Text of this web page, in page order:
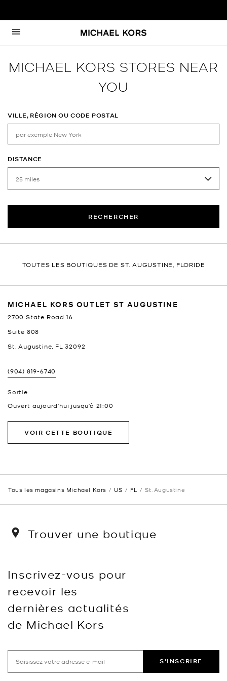
Passer au contenu
Retour à Nav
MICHAEL KORS STORES NEAR
YOU
VILLE, RÉGION OU CODE POSTAL
DISTANCE
RECHERCHER
TOUTES LES BOUTIQUES DE ST. AUGUSTINE, FLORIDE
MICHAEL KORS OUTLET ST AUGUSTINE
2700 State Road 16
Suite 808
St. Augustine FL 32092
(904) 819-6740
Sortie
Ouvert aujourd’hui jusqu’à 21:00
VOIR CETTE BOUTIQUE
Tous les magasins Michael Kors US FL St. Augustine
Trouver une boutique
Inscrivez-vous pour
recevoir les
dernières actualités
de Michael Kors
S'INSCRIRE